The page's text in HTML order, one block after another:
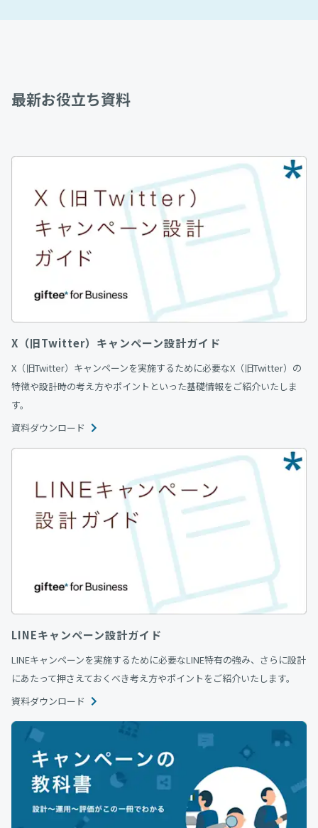
最新お役立ち資料
X（旧Twitter）キャンペーン設計ガイド
X（旧Twitter）キャンペーンを実施するために必要なX（旧Twitter）の
特徴や設計時の考え方やポイントといった基礎情報をご紹介いたしま
す。
資料ダウンロード
LINEキャンペーン設計ガイド
LINEキャンペーンを実施するために必要なLINE特有の強み、さらに設計
にあたって押さえておくべき考え方やポイントをご紹介いたします。
資料ダウンロード